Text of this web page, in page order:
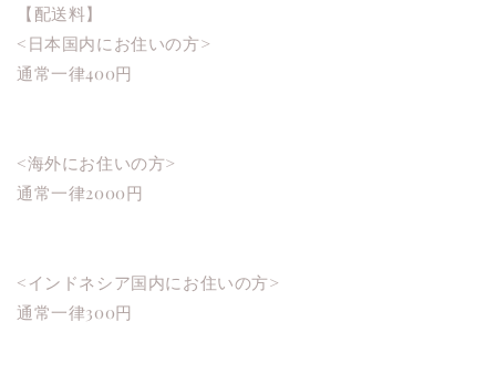
【配送料】
<日本国内にお住いの方>
通常一律400円
<海外にお住いの方>
通常一律2000円
<インドネシア国内にお住いの方>
通常一律300円